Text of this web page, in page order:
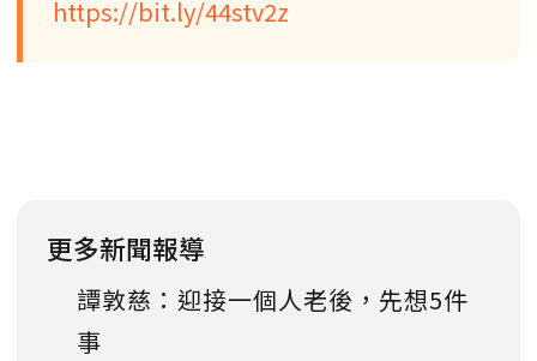
https://bit.ly/44stv2z
更多新聞報導
譚敦慈：迎接一個人老後，先想5件
事